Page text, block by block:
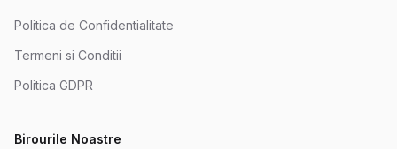
Politica de Confidentialitate
Termeni si Conditii
Politica GDPR
Birourile Noastre